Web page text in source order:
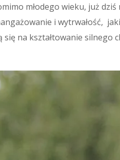
młodego wieku, już
i wytrwałość,
się na kształtowanie silnego